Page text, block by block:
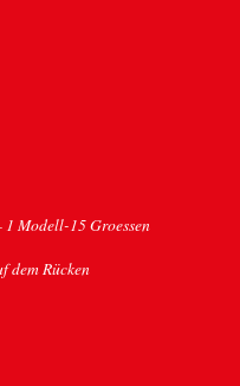
Modell-15 Groessen
dem Rücken